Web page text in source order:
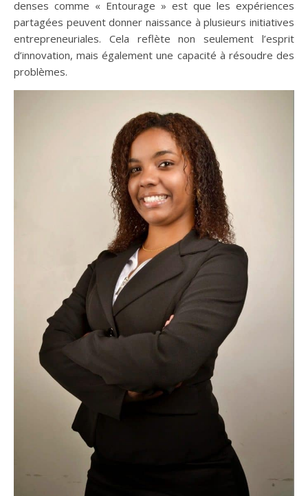
denses comme « Entourage » est que les expériences
partagées peuvent donner naissance à plusieurs initiatives
entrepreneuriales. Cela reflète non seulement l’esprit
d’innovation, mais également une capacité à résoudre des
problèmes.